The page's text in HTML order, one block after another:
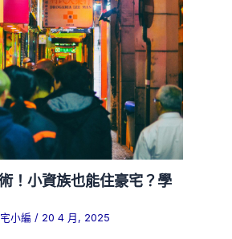
！小資族也能住豪宅？學
宅小編 / 20 4 月, 2025